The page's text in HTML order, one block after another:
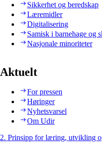
Sikkerhet og beredskap
Læremidler
Digitalisering
Samisk i barnehage og
Nasjonale minoriteter
Aktuelt
For pressen
Høringer
Nyhetsvarsel
Om Udir
2. Prinsipp for læring, utvikling